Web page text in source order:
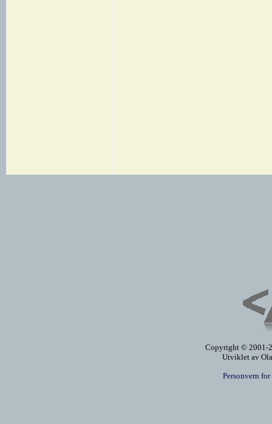
Copyright © 2001-
Utviklet av
Personvern